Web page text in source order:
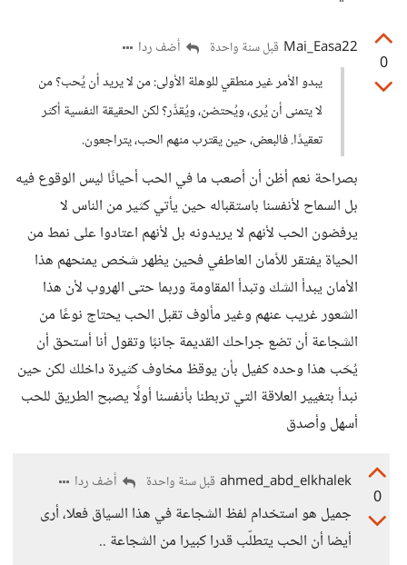
0
Mai_Easa22 قبل سنة واحدة
أضف ردا
يبدو الأمر غير منطقي للوهلة الأولى: من لا يريد أن يُحب؟ من
لا يتمنى أن يُرى، ويُحتضن، ويُقدَّر؟ لكن الحقيقة النفسية أكثر
تعقيدًا. فالبعض، حين يقترب منهم الحب، يتراجعون.
بصراحة نعم أظن أن أصعب ما في الحب أحيانًا ليس الوقوع فيه
بل السماح لأنفسنا باستقباله حين يأتي كثير من الناس لا
يرفضون الحب لأنهم لا يريدونه بل لأنهم اعتادوا على نمط من
الحياة يفتقر للأمان العاطفي فحين يظهر شخص يمنحهم هذا
الأمان يبدأ الشك وتبدأ المقاومة وربما حتى الهروب لأن هذا
الشعور غريب عنهم وغير مألوف تقبل الحب يحتاج نوعًا من
الشجاعة أن تضع جراحك القديمة جانبًا وتقول أنا أستحق أن
يُحَب هذا وحده كفيل بأن يوقظ مخاوف كثيرة داخلك لكن حين
نبدأ بتغيير العلاقة التي تربطنا بأنفسنا أولًا يصبح الطريق للحب
أسهل وأصدق
0
ahmed_abd_elkhalek قبل سنة واحدة أضف ردا
جميل هو استخدام لفظ الشجاعة في هذا السياق فعلا، أرى
أيضا أن الحب يتطلّب قدرا كبيرا من الشجاعة ..